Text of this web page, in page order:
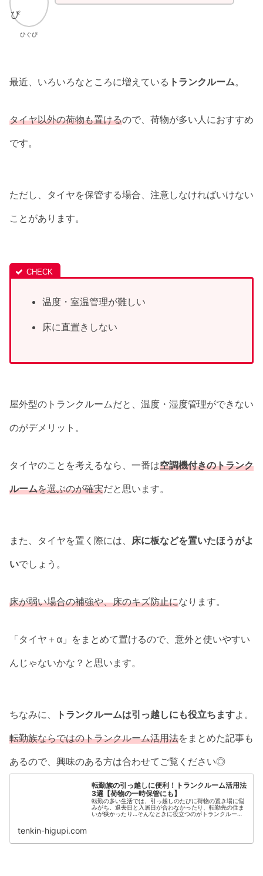
ひぐぴ
最近、いろいろなところに増えている トランクルーム。
タイヤ以外の荷物も置けるので、荷物が多い人におすすめ
です。
ただし、タイヤを保管する場合、注意しなければいけない
ことがあります。
温度・室温管理が難しい
床に直置きしない
屋外型のトランクルームだと、温度・湿度管理ができない
のがデメリット。
タイヤのことを考えるなら、一番は空調機付きのトランク
ルームを選ぶのが確実だと思います。
また、タイヤを置く際には、 床に板などを置いたほうがよ
いでしょう。
床が弱い場合の補強や、床のキズ防止になります。
「タイヤ＋α」をまとめて置けるので、意外と使いやすい
んじゃないかな？と思います。
ちなみに、 トランクルームは引っ越しにも役立ちますよ。
転勤族ならではのトランクルーム活用法をまとめた記事も
あるので、興味のある方は合わせてご覧ください◎
転勤族の引っ越しに便利！トランクルーム活用法
3選【荷物の一時保管にも】
転勤の多い生活では、引っ越しのたびに荷物の置き場に悩
みがち。退去日と入居日が合わなかったり、転勤先の住ま
いが狭かったり…そんなときに役立つのがトランクルー
tenkin-higupi.com